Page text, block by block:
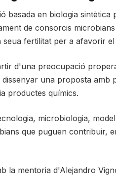
basada en biologia
de consorcis
seua fertilitat per a afavorir
d'una preocupació
una proposta amb
productes químics.
microbiologia,
que puguen contribuir,
la mentoria d'Alejandro